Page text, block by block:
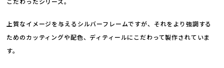
上質なイメージを与えるシルバーフレームですが、それをより強調する
ためのカッティングや配色、ディティールにこだわって製作されていま
す。